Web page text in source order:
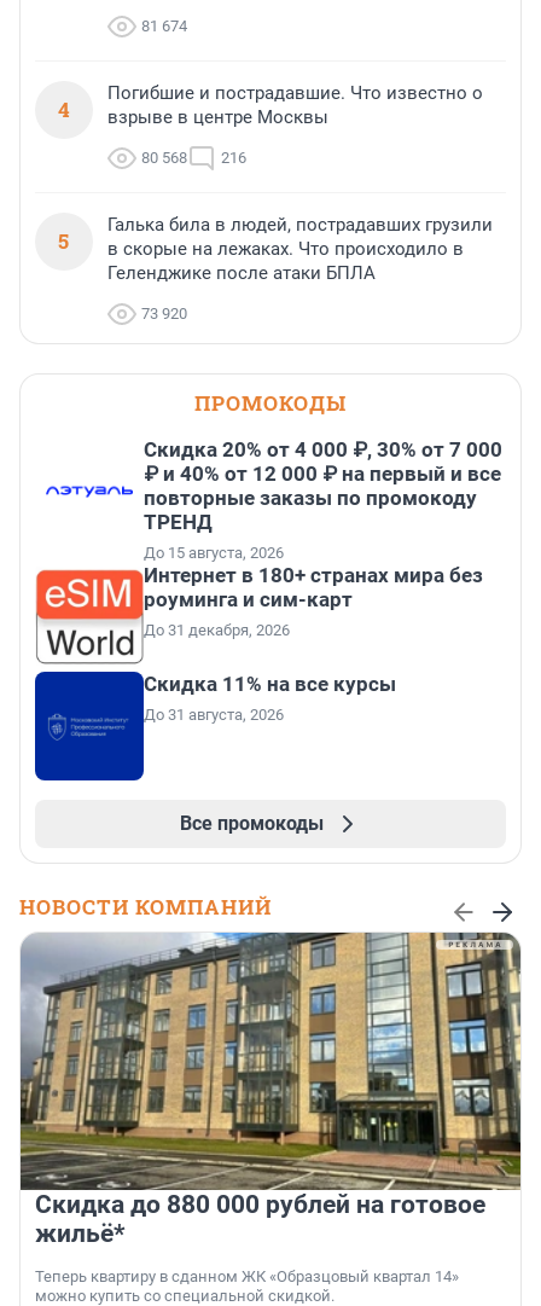
81 674
4
Погибшие и пострадавшие. Что известно о
взрыве в центре Москвы
80 568 216
5
Галька била в людей, пострадавших грузили
в скорые на лежаках. Что происходило в
Геленджике после атаки БПЛА
73 920
ПРОМОКОДЫ
Скидка 20% от 4 000 ₽, 30% от 7 000
₽ и 40% от 12 000 ₽ на первый и все
повторные заказы по промокоду
ТРЕНД
До 15 августа, 2026
Интернет в 180+ странах мира без
роуминга и сим-карт
До 31 декабря, 2026
Скидка 11% на все курсы
До 31 августа, 2026
Все промокоды
НОВОСТИ КОМПАНИЙ
Скидка до 880 000 рублей на готовое
жильё*
Теперь квартиру в сданном ЖК «Образцовый квартал 14»
можно купить со специальной скидкой.